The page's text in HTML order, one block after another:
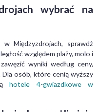
wybrać na
Międzyzdrojach, sprawdź
względem plaży, molo i
wyniki według ceny,
osób, które cenią wyższy
hotele 4-gwiazdkowe w